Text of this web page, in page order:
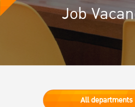
Job
All departments